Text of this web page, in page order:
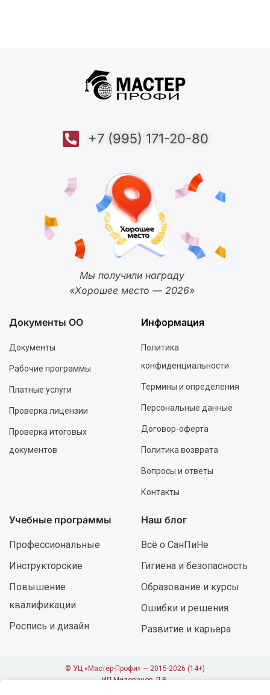
+7 (995) 171-20-80
Мы получили награду
«Хорошее место — 2026»
Документы ОО
Документы
Рабочие программы
Платные услуги
Проверка лицензии
Проверка итоговых
документов
Информация
Политика
конфиденциальности
Термины и определения
Персональные данные
Договор-оферта
Политика возврата
Вопросы и ответы
Контакты
Учебные программы
Профессиональные
Инструкторские
Повышение
квалификации
Роспись и дизайн
Наш блог
Всё о СанПиНе
Гигиена и безопасность
Образование и курсы
Ошибки и решения
Развитие и карьера
© УЦ «Мастер-Профи» — 2015-2026 (14+)
ИП Милованов Д.В.